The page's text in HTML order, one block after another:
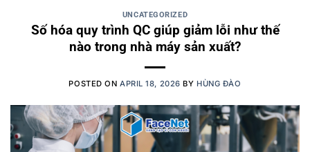
UNCATEGORIZED
Số hóa quy trình QC giúp giảm lỗi như thế
nào trong nhà máy sản xuất?
POSTED ONAPRIL 18, 2026 BY HÙNG ĐÀO